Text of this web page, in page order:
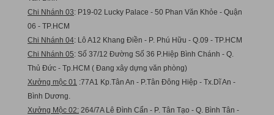
Chi Nhánh 03: P19-02 Lucky Palace - 50 Phan Văn Khỏe - Quận
06 - TP.HCM
Chi Nhánh 04: Lô A12 Khang Điền - P. Phú Hữu - Q.09 - TP.HCM
Chi Nhánh 05: Số 37/12 Đường Số 36 P.Hiệp Bình Chánh - Q.
Thủ Đức - Tp.HCM ( Đang xây dựng văn phòng)
Xưởng mộc 01
:77A1 Kp.Tân An - P.Tân Đông Hiệp - Tx.Dĩ An -
Bình Dương.
Xưởng Mộc 02: 264/7A Lê Đình Cẩn - P. Tân Tạo - Q. Bình Tân -